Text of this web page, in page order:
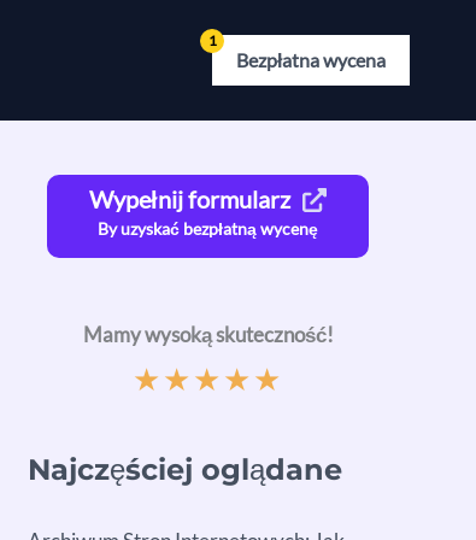
Bezpłatna wycena
Wypełnij formularz
By uzyskać bezpłatną wycenę
Mamy wysoką skuteczność!
★★★★★
Najczęściej oglądane